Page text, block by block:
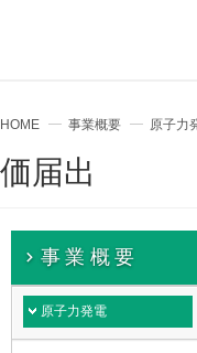
HOME 事業概要 原子力
価届出
事業概要
原子力発電